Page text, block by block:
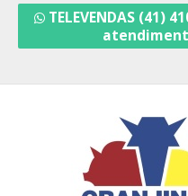
TELEVENDAS (41)